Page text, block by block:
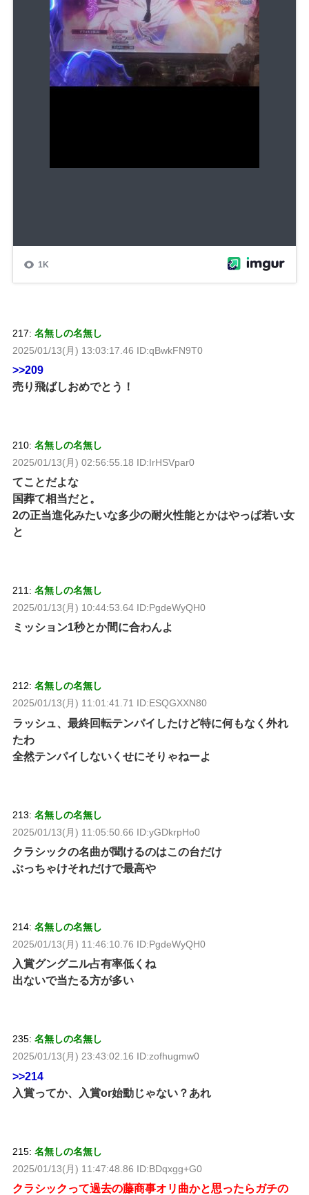
217: 名無しの名無し
2025/01/13(月) 13:03:17.46 ID:qBwkFN9T0
>>209
売り飛ばしおめでとう！
210: 名無しの名無し
2025/01/13(月) 02:56:55.18 ID:IrHSVpar0
てことだよな
国葬て相当だと。
2の正当進化みたいな多少の耐火性能とかはやっぱ若い女
と
211: 名無しの名無し
2025/01/13(月) 10:44:53.64 ID:PgdeWyQH0
ミッション1秒とか間に合わんよ
212: 名無しの名無し
2025/01/13(月) 11:01:41.71 ID:ESQGXXN80
ラッシュ、最終回転テンパイしたけど特に何もなく外れ
たわ
全然テンパイしないくせにそりゃねーよ
213: 名無しの名無し
2025/01/13(月) 11:05:50.66 ID:yGDkrpHo0
クラシックの名曲が聞けるのはこの台だけ
ぶっちゃけそれだけで最高や
214: 名無しの名無し
2025/01/13(月) 11:46:10.76 ID:PgdeWyQH0
入賞グングニル占有率低くね
出ないで当たる方が多い
235: 名無しの名無し
2025/01/13(月) 23:43:02.16 ID:zofhugmw0
>>214
入賞ってか、入賞or始動じゃない？あれ
215: 名無しの名無し
2025/01/13(月) 11:47:48.86 ID:BDqxgg+G0
クラシックって過去の藤商事オリ曲かと思ったらガチの